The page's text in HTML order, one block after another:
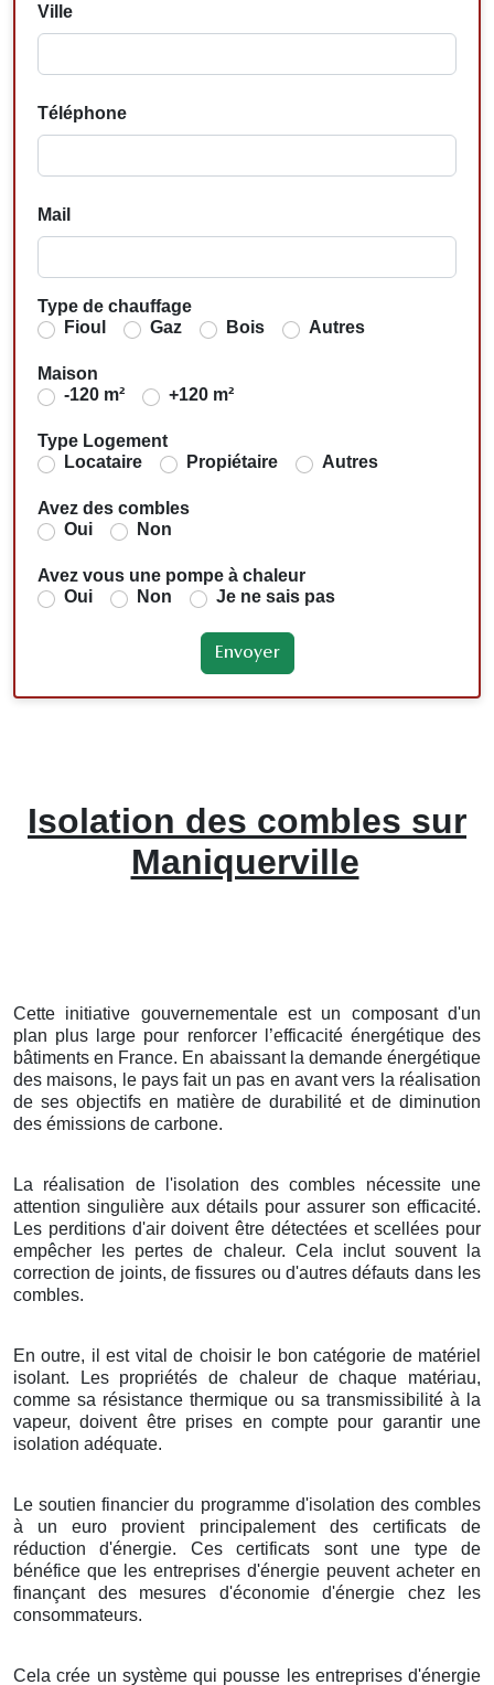
Ville
Téléphone
Mail
Type de chauffage
Fioul
Gaz Bois Autres
Maison
-120 m²
+120 m²
Type Logement
Locataire
Propiétaire Autres
Avez des combles
Oui
Non
Avez vous une pompe à chaleur
Oui
Non Je ne sais pas
Isolation des combles sur
Maniquerville
Cette initiative gouvernementale est un composant d'un
plan plus large pour renforcer l’efficacité énergétique des
bâtiments en France. En abaissant la demande énergétique
des maisons, le pays fait un pas en avant vers la réalisation
de ses objectifs en matière de durabilité et de diminution
des émissions de carbone.
La réalisation de l'isolation des combles nécessite une
attention singulière aux détails pour assurer son efficacité.
Les perditions d'air doivent être détectées et scellées pour
empêcher les pertes de chaleur. Cela inclut souvent la
correction de joints, de fissures ou d'autres défauts dans les
combles.
En outre, il est vital de choisir le bon catégorie de matériel
isolant. Les propriétés de chaleur de chaque matériau,
comme sa résistance thermique ou sa transmissibilité à la
vapeur, doivent être prises en compte pour garantir une
isolation adéquate.
Le soutien financier du programme d'isolation des combles
à un euro provient principalement des certificats de
réduction d'énergie. Ces certificats sont une type de
bénéfice que les entreprises d'énergie peuvent acheter en
finançant des mesures d'économie d'énergie chez les
consommateurs.
Cela crée un système qui pousse les entreprises d'énergie